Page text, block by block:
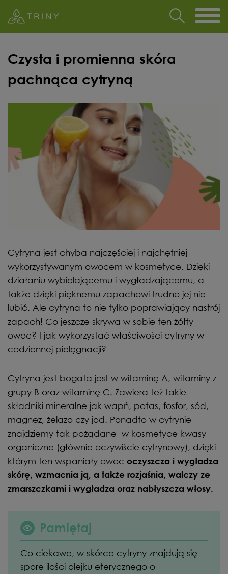
Czysta i promienna skóra
pachnąca cytryną
Cytryna jest chyba najczęściej i najchętniej
wykorzystywanym owocem w kosmetyce. Dzięki
działaniu wybielającemu i wygładzającemu, a
także dzięki pięknemu zapachowi trudno jej nie
lubić. Ale cytryna to nie tylko poprawiający nastrój
zapach! Co jeszcze skrywa w sobie ten żółty
owoc? I jak wykorzystać właściwości cytryny w
codziennej pielęgnacji?
Cytryna jest bogata jest w witaminę A, witaminy z
grupy B oraz witaminę C. Zawiera też takie
składniki mineralne jak wapń, potas, fosfor, sód,
magnez, żelazo czy jod. Ponadto w cytrynie
znajdziemy tak pożądane w kosmetyce kwasy
organiczne (głównie oczywiście cytrynowy), dzięki
którym ten wspaniały owoc oczyszcza i wygładza
skórę, wzmacnia ją, a także rozjaśnia, walczy ze
zmarszczkami i wygładza oraz nabłyszcza włosy.
Pamiętaj
Co ciekawe, w skórce cytryny znajdują się
spore ilości olejku eterycznego o